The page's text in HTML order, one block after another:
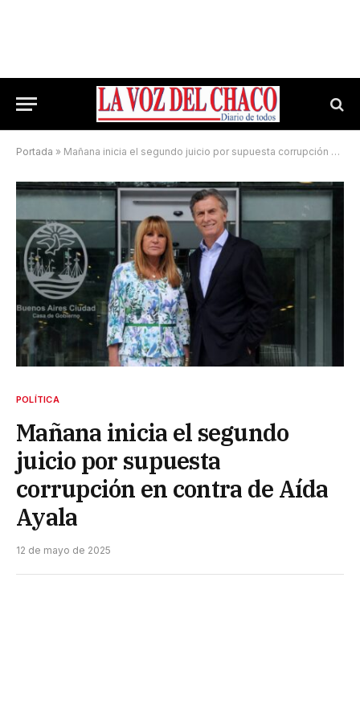
Portada » Mañana inicia el segundo juicio por supuesta corrupción en contra de Aída Ayala
POLÍTICA
Mañana inicia el segundo
juicio por supuesta
corrupción en contra de Aída
Ayala
12 de mayo de 2025